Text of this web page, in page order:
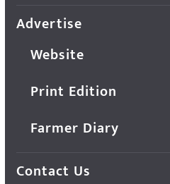
Advertise
Website
Print Edition
Farmer Diary
Contact Us